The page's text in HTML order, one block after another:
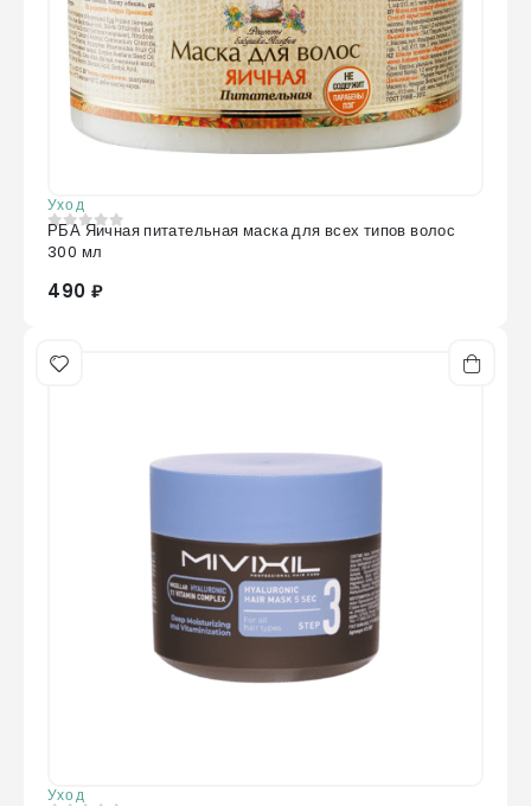
Уход
0 из 5
РБА Яичная питательная маска для всех типов волос
300 мл
490 ₽
Уход